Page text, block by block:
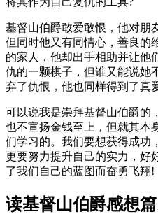
基督山伯爵敢爱敢恨，他对朋
但同时他又有同情心，善良的
的家人，他却出手相助并让他
仇的一颗棋子，但谁又能说她
弃了仇恨，他也同样得到了真
可以说我是崇拜基督山伯爵的
也不宣扬金钱至上，但就其本
们学习的。我们要想获得成功
更要努力提升自己的实力，好
了我们自己的蓝图而奋勇飞翔!
读基督山伯爵感想